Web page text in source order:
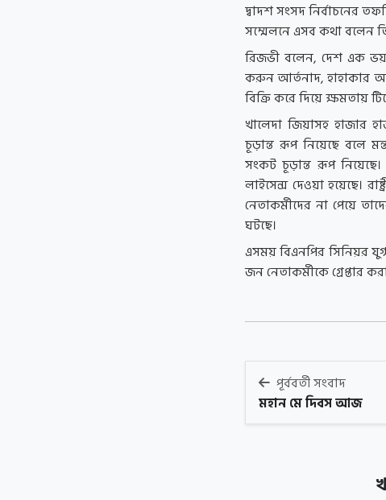
দ্বাদশ সংসদ নির্বাচনের
সম্মেলনে এসব কথা বলেন
রিজভী বলেন, দেশ এক
করুন আর্তনাদ, হাহাকার
বিক্রি করে দিয়ে ক্ষমতায়
খালেদা জিয়াসহ হাজার
চূড়ান্ত রূপ নিয়েছে বলে
সংকট চূড়ান্ত রূপ
লাইসেন্স দেওয়া হয়েছে।
নেতাকর্মীদের না পেয়ে
ঘটছে।
এসময় বিএনপির সিনিয়র
জন নেতাকর্মীকে গ্রেপ্তার
পূর্ববর্তী সংবাদ
মহান মে দিবস আজ